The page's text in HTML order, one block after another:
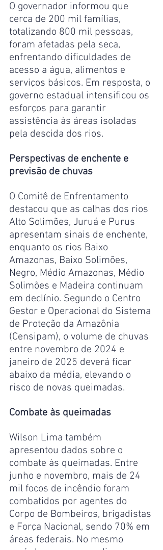
O governador informou que
cerca de 200 mil famílias,
totalizando 800 mil pessoas,
foram afetadas pela seca,
enfrentando dificuldades de
acesso a água, alimentos e
serviços básicos. Em resposta, o
governo estadual intensificou os
esforços para garantir
assistência às áreas isoladas
pela descida dos rios.
Perspectivas de enchente e
previsão de chuvas
O Comitê de Enfrentamento
destacou que as calhas dos rios
Alto Solimões, Juruá e Purus
apresentam sinais de enchente,
enquanto os rios Baixo
Amazonas, Baixo Solimões,
Negro, Médio Amazonas, Médio
Solimões e Madeira continuam
em declínio. Segundo o Centro
Gestor e Operacional do Sistema
de Proteção da Amazônia
(Censipam), o volume de chuvas
entre novembro de 2024 e
janeiro de 2025 deverá ficar
abaixo da média, elevando o
risco de novas queimadas.
Combate às queimadas
Wilson Lima também
apresentou dados sobre o
combate às queimadas. Entre
junho e novembro, mais de 24
mil focos de incêndio foram
combatidos por agentes do
Corpo de Bombeiros, brigadistas
e Força Nacional, sendo 70% em
áreas federais. No mesmo